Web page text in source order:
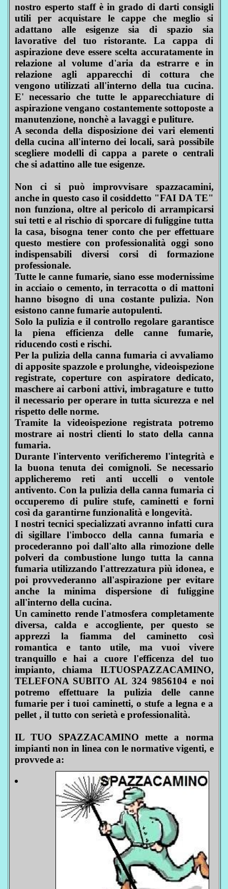
nostro esperto staff è in grado di darti consigli
utili per acquistare le cappe che meglio si
adattano alle esigenze sia di spazio sia
lavorative del tuo ristorante. La cappa di
aspirazione deve essere scelta accuratamente in
relazione al volume d'aria da estrarre e in
relazione agli apparecchi di cottura che
vengono utilizzati all'interno della tua cucina.
E' necessario che tutte le apparecchiature di
aspirazione vengano costantemente sottoposte a
manutenzione, nonchè a lavaggi e puliture.
A seconda della disposizione dei vari elementi
della cucina all'interno dei locali, sarà possibile
scegliere modelli di cappa a parete o centrali
che si adattino alle tue esigenze.
Non ci si può improvvisare spazzacamini,
anche in questo caso il cosiddetto "FAI DA TE"
non funziona, oltre al pericolo di arrampicarsi
sui tetti e al rischio di sporcare di fuliggine tutta
la casa, bisogna tener conto che per effettuare
questo mestiere con professionalità oggi sono
indispensabili diversi corsi di formazione
professionale.
Tutte le canne fumarie, siano esse modernissime
in acciaio o cemento, in terracotta o di mattoni
hanno bisogno di una costante pulizia. Non
esistono canne fumarie autopulenti.
Solo la pulizia e il controllo regolare garantisce
la piena efficienza delle canne fumarie,
riducendo costi e rischi.
Per la pulizia della canna fumaria ci avvaliamo
di apposite spazzole e prolunghe, videoispezione
registrate, coperture con aspiratore dedicato,
maschere ai carboni attivi, imbragature e tutto
il necessario per operare in tutta sicurezza e nel
rispetto delle norme.
Tramite la videoispezione registrata potremo
mostrare ai nostri clienti lo stato della canna
fumaria.
Durante l'intervento verificheremo l'integrità e
la buona tenuta dei comignoli. Se necessario
applicheremo reti anti uccelli o ventole
antivento. Con la pulizia della canna fumaria ci
occuperemo di pulire stufe, caminetti e forni
così da garantirne funzionalità e longevità.
I nostri tecnici specializzati avranno infatti cura
di sigillare l'imbocco della canna fumaria e
procederanno poi dall'alto alla rimozione delle
polveri da combustione lungo tutta la canna
fumaria utilizzando l'attrezzatura più idonea, e
poi provvederanno all'aspirazione per evitare
anche la minima dispersione di fuliggine
all'interno della cucina.
Un caminetto rende l'atmosfera completamente
diversa, calda e accogliente, per questo se
apprezzi la fiamma del caminetto così
romantica e tanto utile, ma vuoi vivere
tranquillo e hai a cuore l'efficenza del tuo
impianto, chiama ILTUOSPAZZACAMINO,
TELEFONA SUBITO AL 324 9856104 e noi
potremo effettuare la pulizia delle canne
fumarie per i tuoi caminetti, o stufe a legna e a
pellet , il tutto con serietà e professionalità.
IL TUO SPAZZACAMINO mette a norma
impianti non in linea con le normative vigenti, e
provvede a: